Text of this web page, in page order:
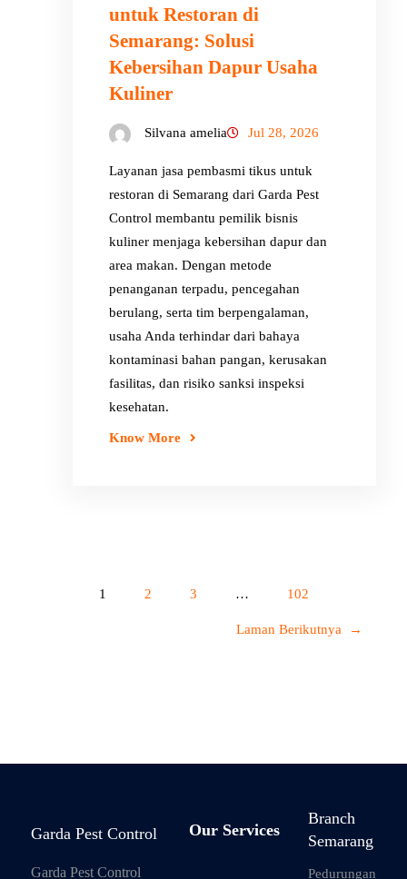
untuk Restoran di
Semarang: Solusi
Kebersihan Dapur Usaha
Kuliner
Silvana amelia Jul 28, 2026
Layanan jasa pembasmi tikus untuk
restoran di Semarang dari Garda Pest
Control membantu pemilik bisnis
kuliner menjaga kebersihan dapur dan
area makan. Dengan metode
penanganan terpadu, pencegahan
berulang, serta tim berpengalaman,
usaha Anda terhindar dari bahaya
kontaminasi bahan pangan, kerusakan
fasilitas, dan risiko sanksi inspeksi
kesehatan.
Know More
1 2 3 … 102
Laman Berikutnya →
Garda Pest Control
Garda Pest Control
Our Services
Branch
Semarang
Pedurungan